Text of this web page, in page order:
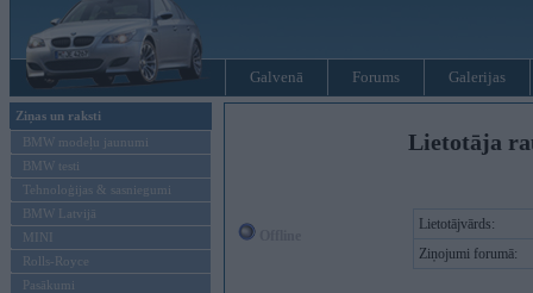
Galvenā Forums Galerijas
Ziņas un raksti
BMW modeļu jaunumi
BMW testi
Tehnoloģijas & sasniegumi
BMW Latvijā
MINI
Rolls-Royce
Pasākumi
Lietotāja
Lietotājvārds:
Ziņojumi forumā: